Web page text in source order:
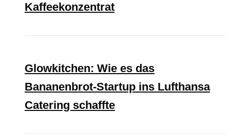
Kaffeekonzentrat
Glowkitchen: Wie es das
Bananenbrot-Startup ins Lufthansa
Catering schaffte